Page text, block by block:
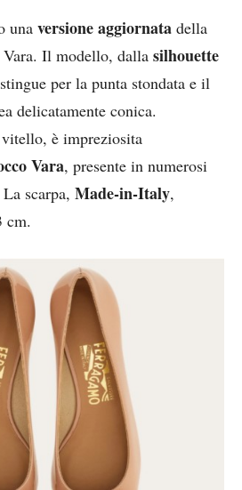
una versione aggiornata della
Vara. Il modello, dalla silhouette
per la punta stondata e il
delicatamente conica.
è impreziosita
Vara, presente in numerosi
scarpa, Made-in-Italy,
cm.